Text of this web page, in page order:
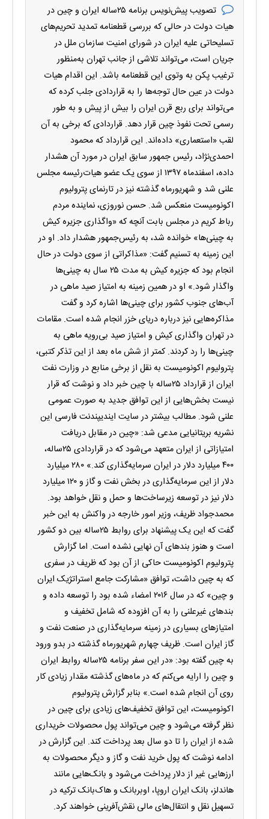
تصویب پیش‌نویس برنامه ۲۵ساله ایران و چین در
هیات دولت در حالی که بررسی قطعنامه تمدید تحریم‌های
تسلیحاتی علیه ایران در شورای امنیت سازمان ملل در
جریان است، می‌تواند تلاشی از جانب تهران به‌منظور
ترغیب پکن به وتوی این قطعنامه باشد. این اقدام هیات
دولت در عین حال توجه‌ها را به قراردادی جلب کرده که
می‌تواند برای ربع قرن ایران را بیش از پیش و به طور
رسمی تحت نفوذ چین قرار دهد. قراردادی که برخی به آن
لقب «استعماری» داده‌اند. این قرارداد که محمود
احمدی‌نژاد، رئیس جمهور سابق ایران در مورد آن هشدار
داده، اسفندماه ۱۳۹۷ از سوی یک عضو هیات‌رئیسه مجلس
علنی شد و شهریورماه گذشته نیز در تارنمای پترولیوم
اکونومیست منعکس شد. حسن نوروزی، نماینده مردم
رباط کریم در مجلس بابت آنچه که «واگذاری جزیره کیش
به چینی‌ها» خوانده شد، به رئیس‌جمهور هشدار داد. او در
این زمینه به تسنیم گفت: «مذاکراتی از سوی دولت در حال
انجام بود که جزیره کیش به مدت ۲۵ سال به چینی‌ها
واگذار شود.» او در همین زمینه به امتیاز صید ماهی در
آب‌های جنوب کشور برای چینی‌ها اشاره کرد و گفت
مذاکره‌هایی نیز درباره دریای خزر انجام شده است. مقامات
در تهران واگذاری کیش و امتیاز صید بی‌رویه ماهی به
چینی‌ها را رد کردند. کمتر از شش ماه بعد از این تذکر کتبی،
پترولیوم اکونومیست به نقل از برخی منابع در وزارت نفت
ایران از قرارداد ۲۵ساله با چین خبر داد و نوشت که قرار
نیست بخش‌هایی از این توافق جدید به صورت عمومی
علنی شود. مطالب بیشتر در سایت ایندیپندنت فارسی این
نشریه بریتانیایی مدعی شد: «چین در مقابل دریافت
امتیازاتی از ایران متعهد می‌شود که در قراردادی ۲۵ساله،
۴۰۰ میلیارد دلار در ایران سرمایه‌گذاری کند.» ۲۸۰ میلیارد
دلار از این سرمایه‌گذاری در بخش نفت و گاز و ۱۲۰ میلیارد
دلار نیز در توسعه زیرساخت‌ها و حمل و نقل خواهد بود.
محمدجواد ظریف، وزیر امور خارجه در واکنش به این خبر
گفت که این یک پیشنهاد برای روابط ۲۵ساله بین دو کشور
است و هنوز بندهای آن نهایی نشده است. اما گزارش
پترولیوم اکونومیست حاکی از آن بود که ظریف در سفری
که به چین داشت، توافق «مشارکت جامع استراتژیک ایران
و چین» که در سال ۲۰۱۶ امضاء شده بود را توسعه داده و
بندهای غیرعلنی را به آن افزوده که شامل تخفیف و
امتیازهای بسیاری در زمینه سرمایه‌گذاری در صنعت نفت و
گاز ایران است. ظریف چهارم شهریورماه گذشته در بدو ورود
به چین گفته بود: «در این سفر برنامه ۲۵ساله روابط ایران
و چین را ارایه می‌کنم که در ماه‌های گذشته مقدار زیادی کار
روی آن انجام شده است.» بنابر گزارش پترولیوم
اکونومیست، این توافق تخفیف‌های زیادی برای چین در
نظر گرفته می‌شود و چین می‌تواند پول محصولات خریداری
شده از ایران را تا دو سال بعد پرداخت کند. این گزارش در
ادامه نوشت که پول خرید نفت و گاز و دیگر محصولات به
ارزهایی غیر از دلار پرداخت می‌شود و بانک‌هایی مانند
هاندلز، بانک ایران اروپا، اوبربانک و هاک‌بانک ترکیه در
تسهیل نقل و انتقال‌های مالی نقش‌آفرینی خواهند کرد.